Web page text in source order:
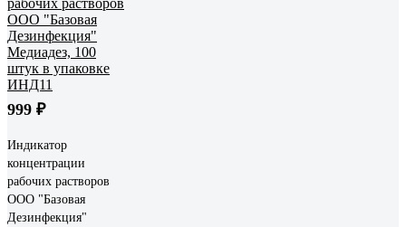
999 ₽
Индикатор
концентрации
рабочих растворов
ООО "Базовая
Дезинфекция"